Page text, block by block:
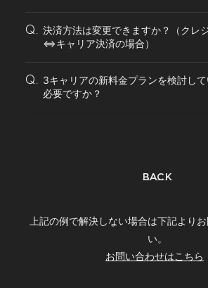
Q. 決済方法は変更できますか？（クレ
⇔キャリア決済の場合）
Q. 3キャリアの新料金プランを検討し
必要ですか？
BACK
上記の例で解決しない場合は下記より
い。
お問い合わせはこちら